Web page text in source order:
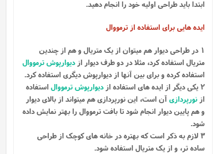
ابتدا باید طراحی اولیه خود را انجام دهید.
ایده هایی برای استفاده از ترمووال
1 در طراحی دیوار هم میتوان از یک متریال و هم از چندین
متریال استفاده کرد، مثلا در دو طرف دیوار از دیوارپوش ترمووال
استفاده کرده و برای بین آنها از دیوارپوش دیگری استفاده کرد.
2 یکی دیگر از ایده های استفاده از
دیوارپوش ترمووال استفاده
از نورپردازیآن است، این نورپردازی هم میتواند از بالای دیوار
و هم پایین دیوار انجام شود تا بافت ترمووال را بهتر نمایش داده
شود.
3 لازم به ذکر است که بهتره در خانه های کوچک از طراحی
ساده تر، و از یک متریال استفاده شود.